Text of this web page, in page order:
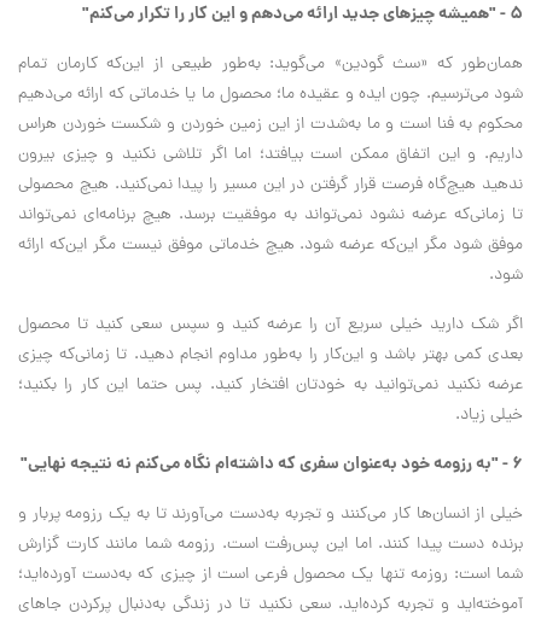
۵ - "همیشه چیزهای جدید ارائه می‌دهم و این کار را تکرار می‌کنم"
همان‌طور که «سث گودین» می‌گوید: به‌طور طبیعی از این‌که کارمان تمام
شود می‌ترسیم. چون ایده و عقیده ما؛ محصول ما یا خدماتی که ارائه می‌دهیم
محکوم به فنا است و ما به‌شدت از این زمین خوردن و شکست خوردن هراس
داریم. و این اتفاق ممکن است بیافتد؛‌ اما اگر تلاشی نکنید و چیزی بیرون
ندهید هیچ‌گاه فرصت قرار گرفتن در این مسیر را پیدا نمی‌کنید. هیچ محصولی
تا زمانی‌که عرضه نشود نمی‌تواند به موفقیت برسد. هیچ برنامه‌ای نمی‌تواند
موفق شود مگر این‌که عرضه شود. هیچ خدماتی موفق نیست مگر این‌که ارائه
شود.
اگر شک دارید خیلی سریع آن را عرضه کنید و سپس سعی کنید تا محصول
بعدی کمی بهتر باشد و این‌کار را به‌طور مداوم انجام دهید. تا زمانی‌که چیزی
عرضه نکنید نمی‌توانید به خودتان افتخار کنید. پس حتما این کار را بکنید؛
خیلی زیاد.
۶ - "به رزومه خود به‌عنوان سفری که داشته‌ام نگاه می‌کنم نه نتیجه نهایی"
خیلی از انسان‌ها کار می‌کنند و تجربه به‌دست می‌آورند تا به یک رزومه پربار و
برنده دست پیدا کنند. اما این پس‌رفت است. رزومه شما مانند کارت گزارش
شما است: روزمه تنها یک محصول فرعی است از چیزی که به‌دست آورده‌اید؛
آموخته‌اید و تجربه کرده‌اید. سعی نکنید تا در زندگی به‌دنبال پرکردن جاهای